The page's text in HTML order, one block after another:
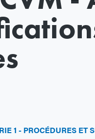
1 - PROCÉDURES ET